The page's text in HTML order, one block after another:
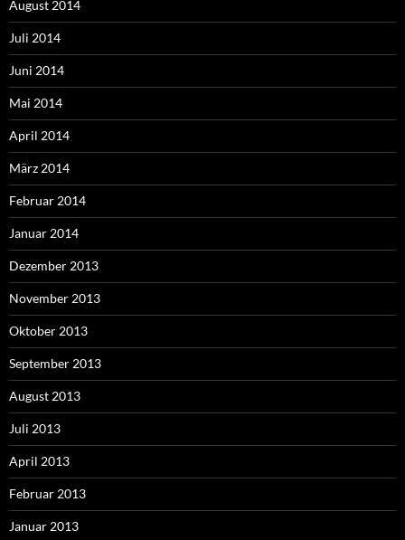
August 2014
Juli 2014
Juni 2014
Mai 2014
April 2014
März 2014
Februar 2014
Januar 2014
Dezember 2013
November 2013
Oktober 2013
September 2013
August 2013
Juli 2013
April 2013
Februar 2013
Januar 2013